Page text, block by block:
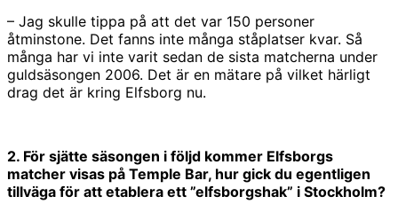
– Jag skulle tippa på att det var 150 personer
åtminstone. Det fanns inte många ståplatser kvar. Så
många har vi inte varit sedan de sista matcherna under
guldsäsongen 2006. Det är en mätare på vilket härligt
drag det är kring Elfsborg nu.
2. För sjätte säsongen i följd kommer Elfsborgs
matcher visas på Temple Bar, hur gick du egentligen
tillväga för att etablera ett ”elfsborgshak” i Stockholm?